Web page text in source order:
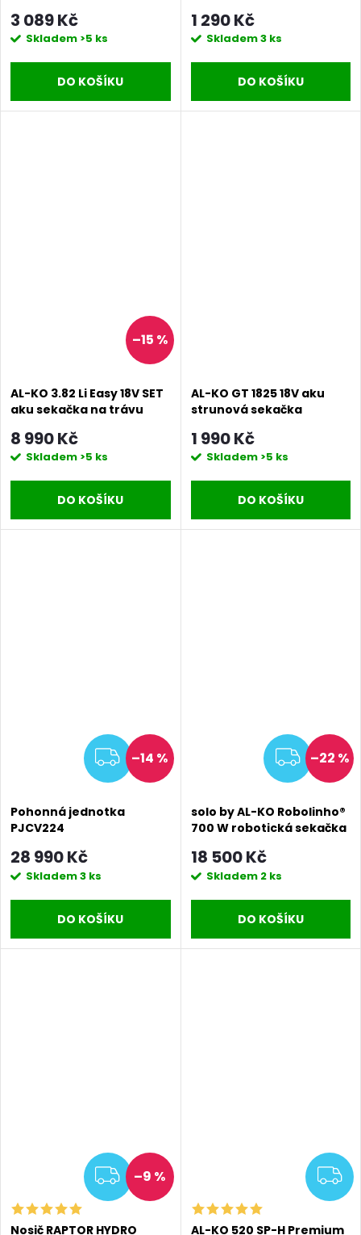
3 089 Kč
Skladem >5 ks
DO KOŠÍKU
1 290 Kč
Skladem3 ks
DO KOŠÍKU
–15 %
AL-KO 3.82 Li Easy 18V SET
aku sekačka na trávu
8 990 Kč
Skladem >5 ks
DO KOŠÍKU
AL-KO GT 1825 18V aku
strunová sekačka
1 990 Kč
Skladem >5 ks
DO KOŠÍKU
ZDARMA
–14 %
Pohonná jednotka
PJCV224
28 990 Kč
Skladem3 ks
DO KOŠÍKU
–22 %
solo by AL-KO Robolinho®
700 W robotická sekačka
18 500 Kč
Skladem 2 ks
DO KOŠÍKU
ZDARMA
–9 %
Nosič RAPTOR HYDRO AL-KO 520 SP-H Premium